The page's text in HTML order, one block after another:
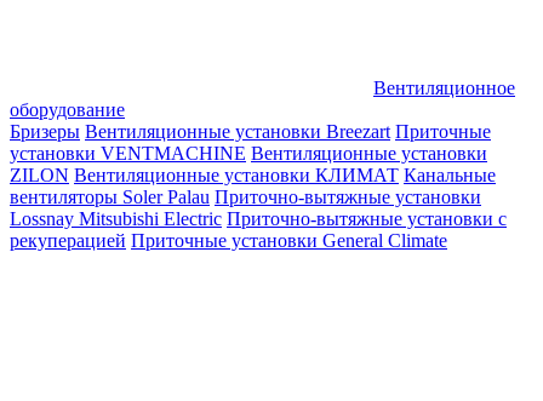
Вентиляционное
оборудование
Бризеры Вентиляционные установки Breezart Приточные
установки VENTMACHINE Вентиляционные установки
ZILON Вентиляционные установки КЛИМАТ Канальные
вентиляторы Soler Palau Приточно-вытяжные установки
Lossnay Mitsubishi Electric Приточно-вытяжные установки с
рекуперацией Приточные установки General Climate